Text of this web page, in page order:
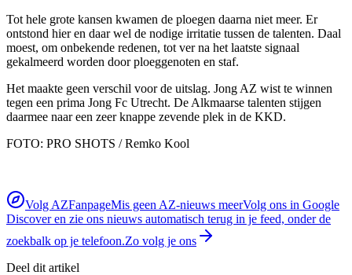
Tot hele grote kansen kwamen de ploegen daarna niet meer. Er
ontstond hier en daar wel de nodige irritatie tussen de talenten. Daal
moest, om onbekende redenen, tot ver na het laatste signaal
gekalmeerd worden door ploeggenoten en staf.
Het maakte geen verschil voor de uitslag. Jong AZ wist te winnen
tegen een prima Jong Fc Utrecht. De Alkmaarse talenten stijgen
daarmee naar een zeer knappe zevende plek in de KKD.
FOTO: PRO SHOTS / Remko Kool
Volg AZFanpageMis geen AZ-nieuws meerVolg ons in Google
Discover en zie ons nieuws automatisch terug in je feed, onder de
zoekbalk op je telefoon.Zo volg je ons
Deel dit artikel